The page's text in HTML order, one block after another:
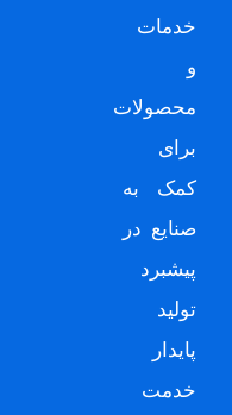
خدمات
و
محصولات
برای
کمک به
صنایع در
پیشبرد
تولید
پایدار
خدمت